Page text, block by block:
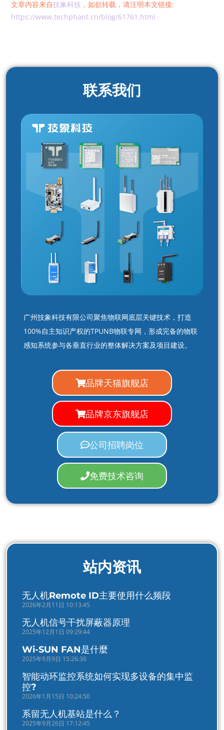
文章内容来自技象科技 ，如欲转载，请注明本文链接:
https://www.techphant.cn/blog/61761.html
联系我们
广州技象科技有限公司聚焦物联网底层关键技术，打造
100%自主知识产权的TPUNB物联专网，形成完备的物联
感知系统参与各垂直行业的整体解决方案及项目建设。
品牌天猫旗舰店
品牌京东旗舰店
公司招聘岗位
免费技术咨询
站内资讯
无人机Remote ID主要使用什么频段
2026年2月11日 10:13:45
无人机信号干扰屏蔽器原理
2025年12月1日 09:29:44
Wi-SUN FAN是什麼
2025年9月9日 15:26:36
智能动环监控系统如何实现多设备的集中监
控?
2026年1月15日 10:24:50
系留无人机基站是什么？
2025年9月26日 17:12:45